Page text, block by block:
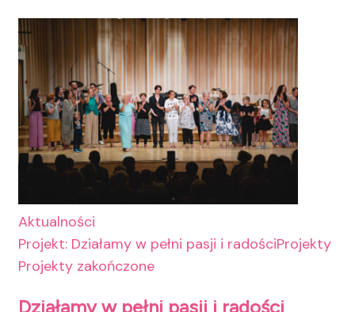
Aktualności
Projekt: Działamy w pełni pasji i radościProjekty
Projekty zakończone
Działamy w pełni pasji i radości